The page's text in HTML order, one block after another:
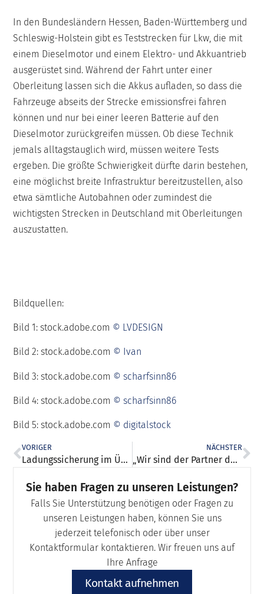
In den Bundesländern Hessen, Baden-Württemberg und
Schleswig-Holstein gibt es Teststrecken für Lkw, die mit
einem Dieselmotor und einem Elektro- und Akkuantrieb
ausgerüstet sind. Während der Fahrt unter einer
Oberleitung lassen sich die Akkus aufladen, so dass die
Fahrzeuge abseits der Strecke emissionsfrei fahren
können und nur bei einer leeren Batterie auf den
Dieselmotor zurückgreifen müssen. Ob diese Technik
jemals alltagstauglich wird, müssen weitere Tests
ergeben. Die größte Schwierigkeit dürfte darin bestehen,
eine möglichst breite Infrastruktur bereitzustellen, also
etwa sämtliche Autobahnen oder zumindest die
wichtigsten Strecken in Deutschland mit Oberleitungen
auszustatten.
Bildquellen:
Bild 1: stock.adobe.com © LVDESIGN
Bild 2: stock.adobe.com © Ivan
Bild 3: stock.adobe.com © scharfsinn86
Bild 4: stock.adobe.com © scharfsinn86
Bild 5: stock.adobe.com © digitalstock
VORIGER
Ladungssicherung im Überblick: Was muss alles beachtet werden?
NÄCHSTER
„Wir sind der Partner dort, wo es schwierig wird!“
Sie haben Fragen zu unseren Leistungen?
Falls Sie Unterstützung benötigen oder Fragen zu
unseren Leistungen haben, können Sie uns
jederzeit telefonisch oder über unser
Kontaktformular kontaktieren. Wir freuen uns auf
Ihre Anfrage
Kontakt aufnehmen